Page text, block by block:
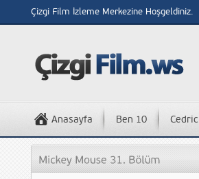
Çizgi Film İzleme Merkezine Hoşgeldiniz.
Anasayfa Ben 10 Cedric